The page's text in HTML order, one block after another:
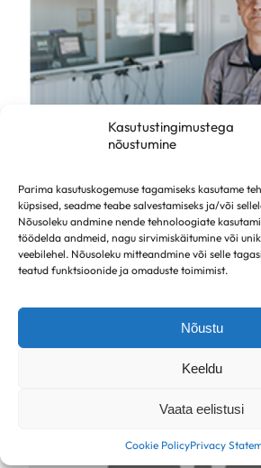
Kasutustingimustega
nõustumine
Parima kasutuskogemuse tagamiseks kasutame
küpsised, seadme teabe salvestamiseks ja/või
Nõusoleku andmine nende tehnoloogiate
töödelda andmeid, nagu sirvimiskäitumine või
veebilehel. Nõusoleku mitteandmine või selle
teatud funktsioonide ja omaduste toimimist.
Nõustu
Keeldu
Vaata eelistusi
Cookie PolicyPrivacy
Ülevaataja
ulevaatus@sillerauto.ee
+372 444 8864